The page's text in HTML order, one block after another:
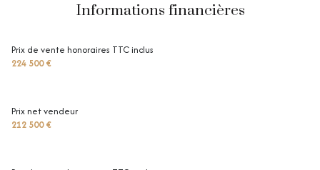
5ème étage
6 étage(s)
vue Dégagée
Informations financières
Prix de vente honoraires TTC inclus
224 500 €
Prix net vendeur
212 500 €